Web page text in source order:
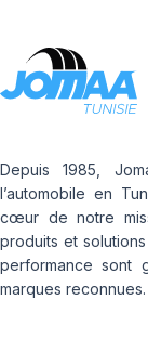
Depuis 1985,
l’automobile en
cœur de notre
produits et
performance sont
marques reconnues.